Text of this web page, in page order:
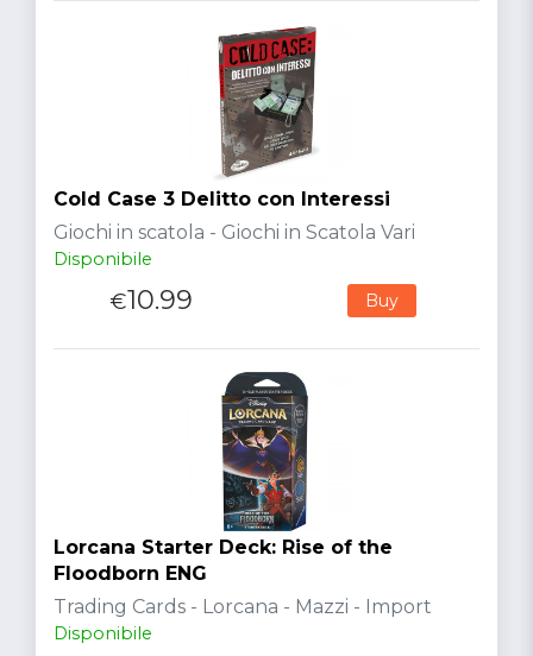
Cold Case 3 Delitto con Interessi
Giochi in scatola - Giochi in Scatola Vari
Disponibile
€10.99 Buy
Lorcana Starter Deck: Rise of the
Floodborn ENG
Trading Cards - Lorcana - Mazzi - Import
Disponibile